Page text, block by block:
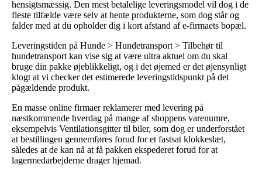
hensigtsmæssig. Den mest betalelige leveringsmodel vil dog i de
fleste tilfælde være selv at hente produkterne, som dog står og
falder med at du opholder dig i kort afstand af e-firmaets bopæl.
Leveringstiden på Hunde > Hundetransport > Tilbehør til
hundetransport kan vise sig at være ultra aktuel om du skal
bruge din pakke øjeblikkeligt, og i det øjemed er det øjensynligt
klogt at vi checker det estimerede leveringstidspunkt på det
pågældende produkt.
En masse online firmaer reklamerer med levering på
næstkommende hverdag på mange af shoppens varenumre,
eksempelvis Ventilationsgitter til biler, som dog er underforstået
at bestillingen gennemføres forud for et fastsat klokkeslæt,
således at de kan nå at få pakken ekspederet forud for at
lagermedarbejderne drager hjemad.